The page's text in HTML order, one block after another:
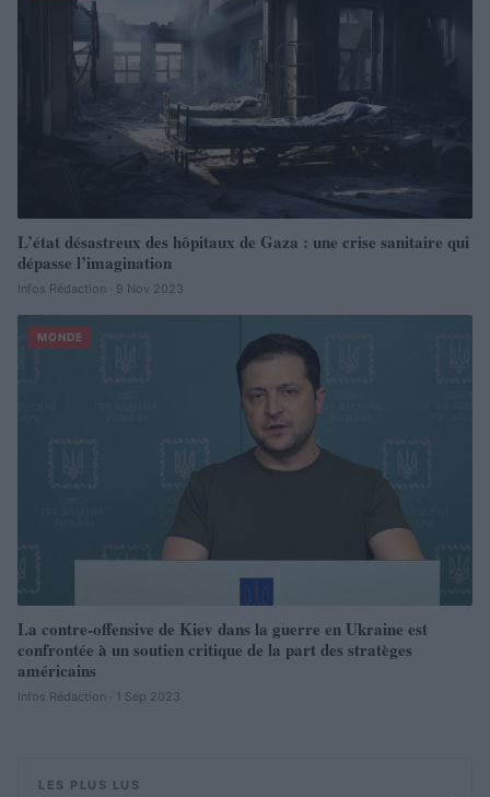
L’état désastreux des hôpitaux de Gaza : une crise sanitaire qui
dépasse l’imagination
Infos Rédaction · 9 Nov 2023
MONDE
La contre-offensive de Kiev dans la guerre en Ukraine est
confrontée à un soutien critique de la part des stratèges
américains
Infos Rédaction · 1 Sep 2023
LES PLUS LUS